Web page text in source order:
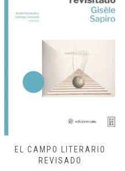
EL CAMPO LITERARIO
REVISADO